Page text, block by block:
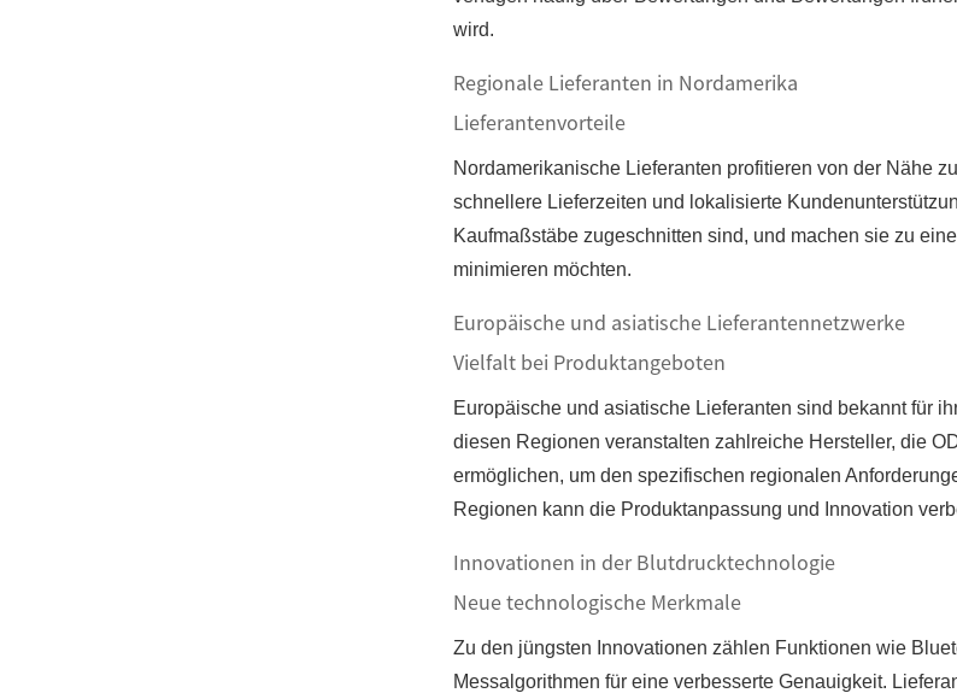
wird.
Regionale Lieferanten in Nordamerika
Lieferantenvorteile
Nordamerikanische Lieferanten profitieren von der Nähe
schnellere Lieferzeiten und lokalisierte
Kaufmaßstäbe zugeschnitten sind, und machen sie zu
minimieren möchten.
Europäische und asiatische Lieferantennetzwerke
Vielfalt bei Produktangeboten
Europäische und asiatische Lieferanten sind bekannt für
diesen Regionen veranstalten zahlreiche Hersteller, die
ermöglichen, um den spezifischen regionalen
Regionen kann die Produktanpassung und Innovation
Innovationen in der Blutdrucktechnologie
Neue technologische Merkmale
Zu den jüngsten Innovationen zählen Funktionen wie
Messalgorithmen für eine verbesserte Genauigkeit.